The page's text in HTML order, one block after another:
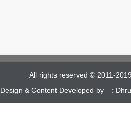
All rights reserved © 2011-
Design & Content Developed by :